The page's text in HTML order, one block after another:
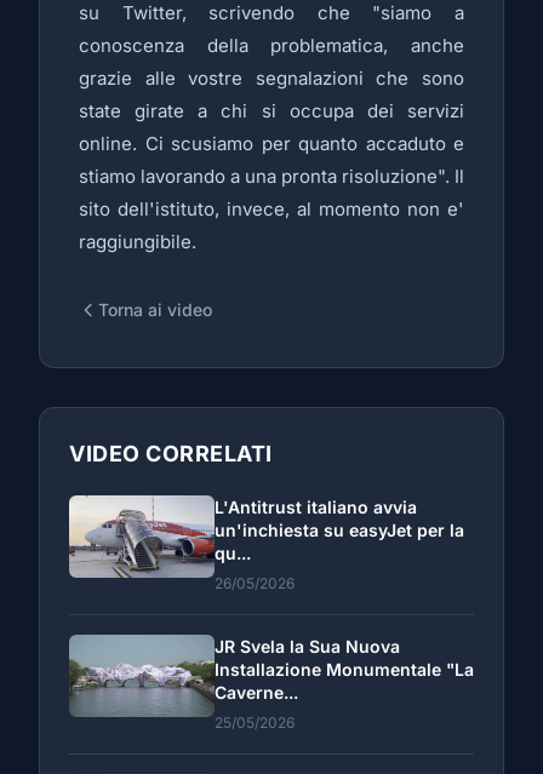
su Twitter, scrivendo che "siamo a
conoscenza della problematica, anche
grazie alle vostre segnalazioni che sono
state girate a chi si occupa dei servizi
online. Ci scusiamo per quanto accaduto e
stiamo lavorando a una pronta risoluzione". Il
sito dell'istituto, invece, al momento non e'
raggiungibile.
Torna ai video
VIDEO CORRELATI
L'Antitrust italiano avvia
un'inchiesta su easyJet per la
qu...
26/05/2026
JR Svela la Sua Nuova
Installazione Monumentale "La
Caverne...
25/05/2026